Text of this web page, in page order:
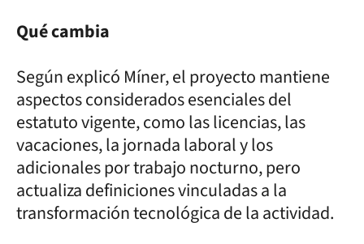
Qué cambia
Según explicó Míner, el proyecto mantiene
aspectos considerados esenciales del
estatuto vigente, como las licencias, las
vacaciones, la jornada laboral y los
adicionales por trabajo nocturno, pero
actualiza definiciones vinculadas a la
transformación tecnológica de la actividad.